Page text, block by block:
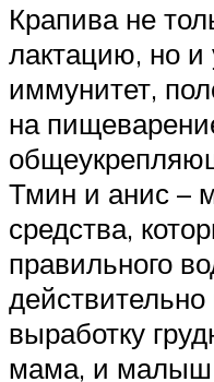
Крапива не
лактацию, но и
иммунитет,
на
Тмин и анис –
средства,
правильного
выработку
мама, и малыш